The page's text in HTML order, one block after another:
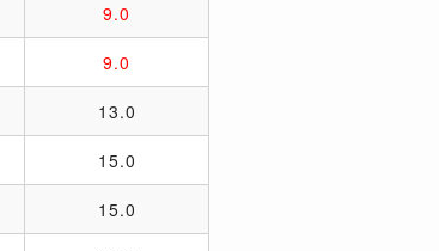
9.0
9.0
13.0
15.0
15.0